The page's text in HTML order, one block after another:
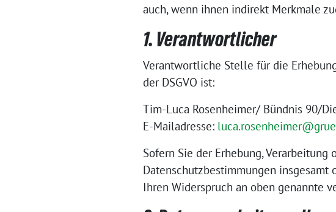
auch, wenn ihnen indirekt Merkmale
1. Verantwortlicher
Verantwortliche Stelle für die
der DSGVO ist:
Tim-Luca Rosenheimer/ Bündnis 90/
E-Mailadresse:
Sofern Sie der Erhebung,
Datenschutzbestimmungen
Ihren Widerspruch an oben genannte